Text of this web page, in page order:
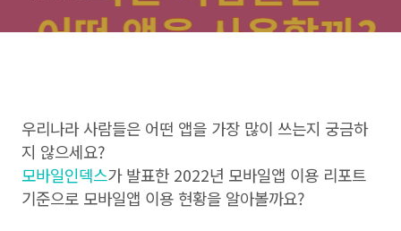
우리나라 사람들은 어떤 앱을 가장 많이 쓰는지 궁금하
지 않으세요?
모바일인덱스가 발표한 2022년 모바일앱 이용 리포트
기준으로 모바일앱 이용 현황을 알아볼까요?